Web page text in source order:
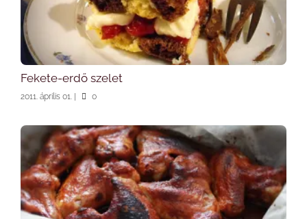
Fekete-erdő szelet
2011. április 01. | 0